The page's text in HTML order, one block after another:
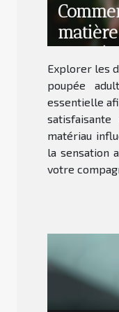
Explorer les
poupée
essentielle
matériau
la sensation
votre